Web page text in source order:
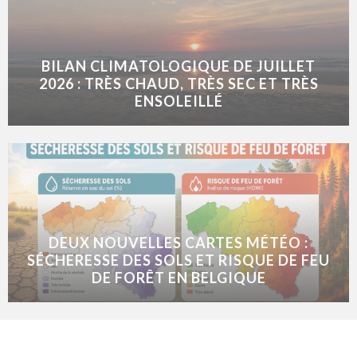
BILAN CLIMATOLOGIQUE DE JUILLET
2026 : TRÈS CHAUD, TRÈS SEC ET TRÈS
ENSOLEILLÉ
DEUX NOUVELLES CARTES MÉTÉO :
SÉCHERESSE DES SOLS ET RISQUE DE FEU
DE FORÊT EN BELGIQUE